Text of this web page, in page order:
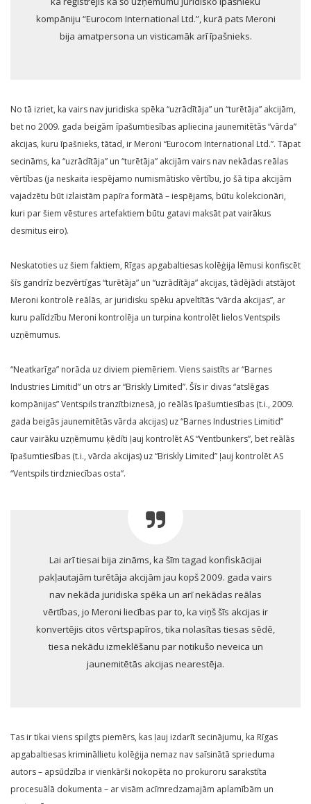
kompāniju “Eurocom International Ltd.”, kurā pats Meroni
bija amatpersona un visticamāk arī īpašnieks.
No tā izriet, ka vairs nav juridiska spēka “uzrādītāja” un “turētāja” akcijām,
bet no 2009. gada beigām īpašumtiesības apliecina jaunemitētās “vārda”
akcijas, kuru īpašnieks, tātad, ir Meroni “Eurocom International Ltd.”. Tāpat
secināms, ka “uzrādītāja” un “turētāja” akcijām vairs nav nekādas reālas
vērtības (ja neskaita iespējamo numismātisko vērtību, jo šā tipa akcijām
vajadzētu būt izlaistām papīra formātā – iespējams, būtu kolekcionāri,
kuri par šiem vēstures artefaktiem būtu gatavi maksāt pat vairākus
desmitus eiro).
Neskatoties uz šiem faktiem, Rīgas apgabaltiesas kolēģija lēmusi konfiscēt
šīs gandrīz bezvērtīgas “turētāja” un “uzrādītāja” akcijas, tādējādi atstājot
Meroni kontrolē reālās, ar juridisku spēku apveltītās “vārda akcijas”, ar
kuru palīdzību Meroni kontrolēja un turpina kontrolēt lielos Ventspils
uzņēmumus.
“Neatkarīga” norāda uz diviem piemēriem. Viens saistīts ar “Barnes
Industries Limitid” un otrs ar “Briskly Limited”. Šīs ir divas “atslēgas
kompānijas” Ventspils tranzītbiznesā, jo reālās īpašumtiesības (t.i., 2009.
gada beigās jaunemitētās vārda akcijas) uz “Barnes Industries Limitid”
caur vairāku uzņēmumu ķēdīti ļauj kontrolēt AS “Ventbunkers”, bet reālās
īpašumtiesības (t.i., vārda akcijas) uz “Briskly Limited” ļauj kontrolēt AS
“Ventspils tirdzniecības osta”.
Lai arī tiesai bija zināms, ka šīm tagad konfiskācijai
pakļautajām turētāja akcijām jau kopš 2009. gada vairs
nav nekāda juridiska spēka un arī nekādas reālas
vērtības, jo Meroni liecības par to, ka viņš šīs akcijas ir
konvertējis citos vērtspapīros, tika nolasītas tiesas sēdē,
tiesa nekādu izmeklēšanu par notikušo neveica un
jaunemitētās akcijas nearestēja.
Tas ir tikai viens spilgts piemērs, kas ļauj izdarīt secinājumu, ka Rīgas
apgabaltiesas krimināllietu kolēģija nemaz nav saīsinātā sprieduma
autors – apsūdzība ir vienkārši nokopēta no prokuroru sarakstīta
procesuālā dokumenta – ar visām acīmredzamajām aplamībām un